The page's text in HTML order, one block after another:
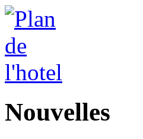
Nouvelles